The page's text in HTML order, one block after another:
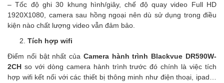
– Tốc độ ghi 30 khung hình/giây, chế độ quay video Full HD
1920X1080, camera sau hồng ngoại nên dù sử dụng trong điều
kiện nào chất lượng video vẫn đảm bảo.
Tích hợp wifi
Điểm nổi bật nhất của Camera hành trình Blackvue DR590W-
2CH so với dòng camera hành trình trước đó chính là việc tích
hợp wifi kết nối với các thiết bị thông minh như điện thoại, ipad…